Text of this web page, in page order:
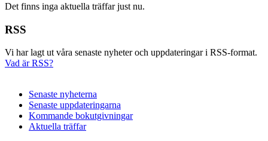
Det finns inga aktuella träffar just nu.
RSS
Vi har lagt ut våra senaste nyheter och uppdateringar i RSS-format.
Vad är RSS?
Senaste nyheterna
Senaste uppdateringarna
Kommande bokutgivningar
Aktuella träffar